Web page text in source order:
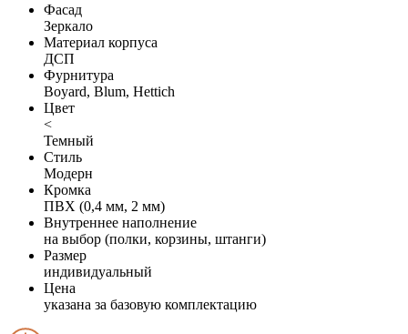
Фасад
Зеркало
Материал корпуса
ДСП
Фурнитура
Boyard, Blum, Hettich
Цвет
<
Темный
Стиль
Модерн
Кромка
ПВХ (0,4 мм, 2 мм)
Внутреннее наполнение
на выбор (полки, корзины, штанги)
Размер
индивидуальный
Цена
указана за базовую комплектацию